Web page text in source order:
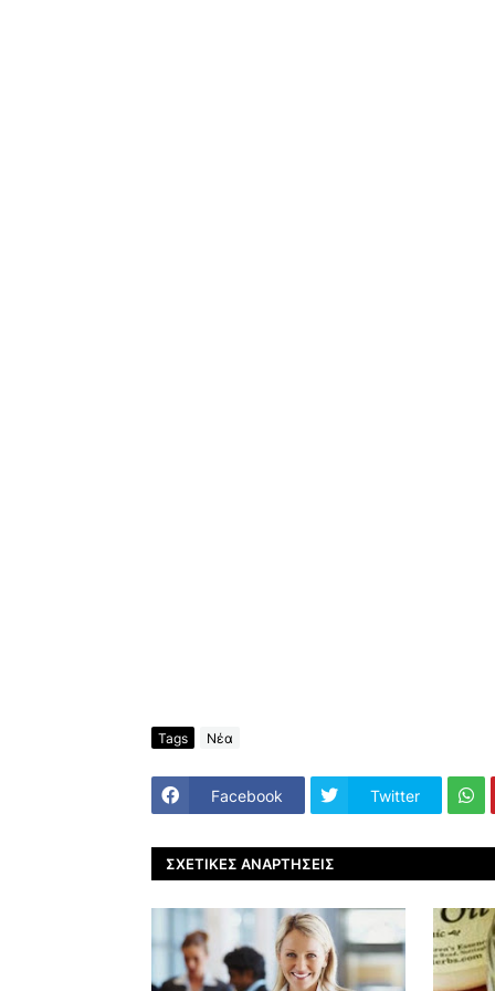
Tags Νέα
Facebook Twitter
ΣΧΕΤΙΚΈΣ ΑΝΑΡΤΉΣΕΙΣ